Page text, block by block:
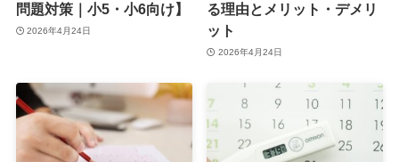
問題対策｜小5・小6向け】
2026年4月24日
る理由とメリット・デメリ
ット
2026年4月24日